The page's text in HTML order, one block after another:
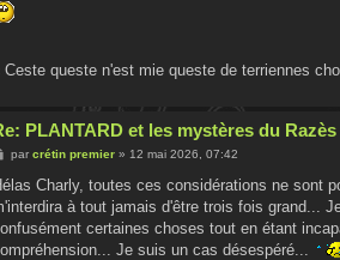
Ceste queste n'est mie queste de terriennes
PLANTARD et les mystères du Razès
M
s
a
g
par crétin premier» 12 mai 2026, 07:42
Charly, toutes ces considérations ne sont
à tout jamais d'être trois fois grand...
certaines choses tout en étant
Je suis un cas désespéré...